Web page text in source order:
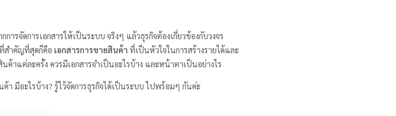
การจัดการเอกสารให้เป็นระบบ จริงๆ แล้วธุรกิจต้องเกี่ยวข้องกับวงจร
สำคัญที่สุดก็คือ เอกสารการขายสินค้า ที่เป็นหัวใจในการสร้างรายได้และ
ค้าแต่ละครั้ง ควรมีเอกสารจำเป็นอะไรบ้าง และหน้าตาเป็นอย่างไร
า มีอะไรบ้าง? รู้ไว้จัดการธุรกิจได้เป็นระบบ ไปพร้อมๆ กันค่ะ